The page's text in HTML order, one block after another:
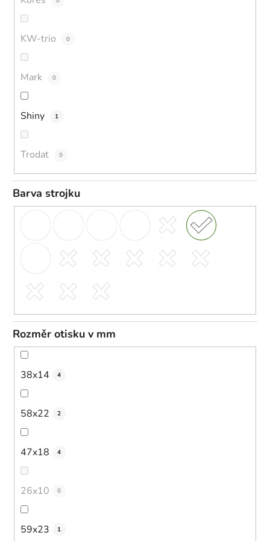
KW-trio 0
Mark 0
Shiny 1
Trodat 0
Barva strojku
Rozměr otisku v mm
38x14 4
58x22 2
47x18 4
26x10 0
59x23 1